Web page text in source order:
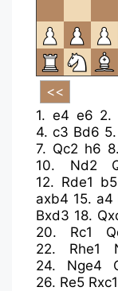
1. e4 e6 2.
4.c3 Bd6 5.
7. Qc2 h6 8.
10. Nd2
12. Rde1 b5
axb4 15. a4
Bxd3 18.
20. Rc1
22. Rhe1
24. Nge4
26. Re5